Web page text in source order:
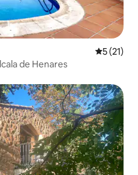
Note
5 (21)
de Henares